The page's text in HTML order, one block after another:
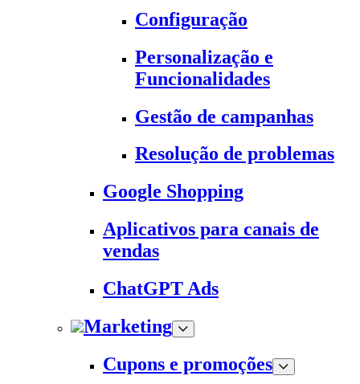
Configuração
Personalização e
Funcionalidades
Gestão de campanhas
Resolução de problemas
Google Shopping
Aplicativos para canais de
vendas
ChatGPT Ads
Marketing
Cupons e promoções